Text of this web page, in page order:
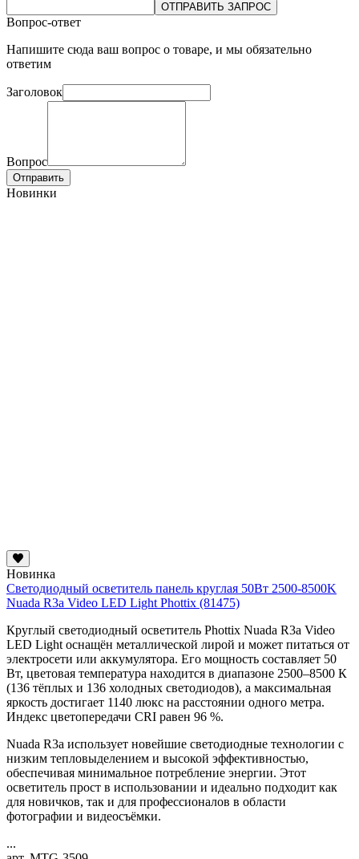
ОТПРАВИТЬ ЗАПРОС
Вопрос-ответ
Напишите сюда ваш вопрос о товаре, и мы обязательно
ответим
Заголовок
Вопрос
Отправить
Новинки
Новинка
Светодиодный осветитель панель круглая 50Вт 2500-8500K
Nuada R3a Video LED Light Phottix (81475)
Круглый светодиодный осветитель Phottix Nuada R3a Video
LED Light оснащён металлической лирой и может питаться от
электросети или аккумулятора. Его мощность составляет 50
Вт, цветовая температура находится в диапазоне 2500–8500 К
(136 тёплых и 136 холодных светодиодов), а максимальная
яркость достигает 1140 люкс на расстоянии одного метра.
Индекс цветопередачи CRI равен 96 %.
Nuada R3a использует новейшие светодиодные технологии с
низким тепловыделением и высокой эффективностью,
обеспечивая минимальное потребление энергии. Этот
осветитель прост в использовании и идеально подходит как
для новичков, так и для профессионалов в области
фотографии и видеосъёмки.
...